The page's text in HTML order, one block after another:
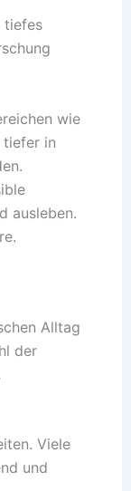
tiefes
wie
tiefer in
ausleben.
Alltag
der
Viele
und